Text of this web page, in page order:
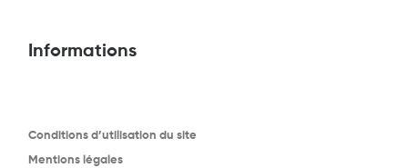
Informations
Conditions d’utilisation du site
Mentions légales